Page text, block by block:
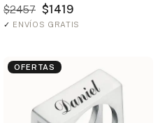
$2457 $1419
✓ ENVÍOS GRATIS
OFERTAS